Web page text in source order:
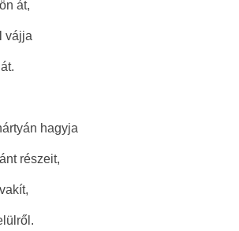
át,
vájja
hagyja
részeit,